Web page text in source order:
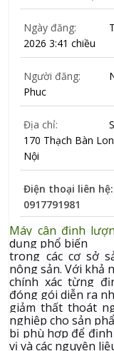
Ngày đăng:
2026 3:41 chiều
Người đăng:
Phuc
Địa chỉ:
170 Thạch Bàn
Nội
Điện thoại liên
0917791981
Máy cân định
dụng phổ biến
trong các cơ sở
nông sản. Với khả
chính xác từng
đóng gói diễn ra
giảm thất thoát
nghiệp cho sản
bị phù hợp để
vị và các nguyên